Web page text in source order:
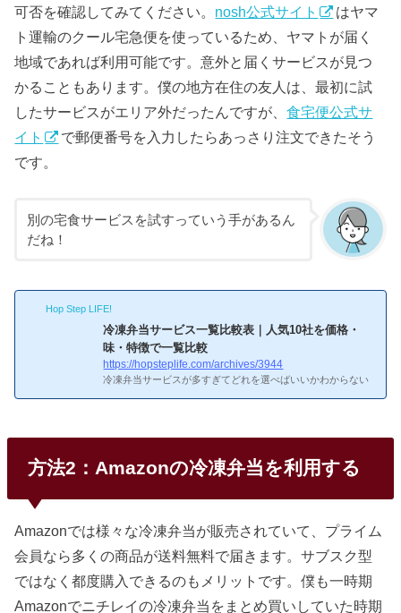
可否を確認してみてください。 nosh公式サイト
はヤマ
ト運輸のクール宅急便を使っているため、ヤマトが届く
地域であれば利用可能です。意外と届くサービスが見つ
かることもあります。僕の地方在住の友人は、最初に試
したサービスがエリア外だったんですが、食宅便公式サ
イト
で郵便番号を入力したらあっさり注文できたそう
です。
別の宅食サービスを試すっていう手があるん
だね！
Hop Step LIFE!
冷凍弁当サービス一覧比較表｜人気10社を価格・
味・特徴で一覧比較
https://hopsteplife.com/archives/3944
冷凍弁当サービスが多すぎてどれを選べばいいかわからない
った2〜3社に絞って初回割引で食べ比べるのが、一番確実な
選び方だ。出典：nosh（ナッシュ）公式サイト主要4社の早
見比較10社の中でも利用者数が多く、初めての人に選ばれや
hが一歩リードしている。サービス1食あたり送料メニュー数
方法2：Amazonの冷凍弁当を利用する
Amazonでは様々な冷凍弁当が販売されていて、プライム
会員なら多くの商品が送料無料で届きます。サブスク型
ではなく都度購入できるのもメリットです。僕も一時期
Amazonでニチレイの冷凍弁当をまとめ買いしていた時期